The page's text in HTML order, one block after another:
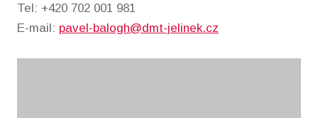
Tel: +420 702 001 981
E-mail: pavel-balogh@dmt-jelinek.cz